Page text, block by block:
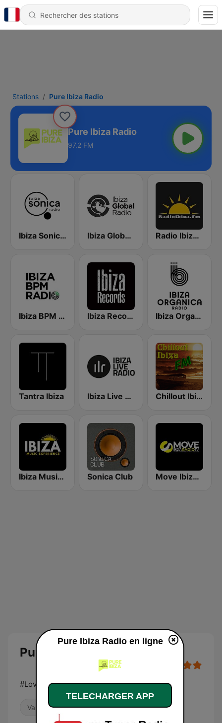
Stations Pure Ibiza Radio
Pure Ibiza Radio
97.2 FM
Ibiza Sonica Radio Ibiza Global Radio Radio Ibiza FM
Ibiza BPM Radio Ibiza Records Ibiza Organica Radio
Tantra Ibiza Ibiza Live Radio Chillout Ibiza FM
Ibiza Music Experience Sonica Club Move Ibiza Radio
Pure Ibiza Radio
#Love and Electronic Music
Variété Danse / EDM Électro
Pure Ibiza Radio en ligne
TELECHARGER APP